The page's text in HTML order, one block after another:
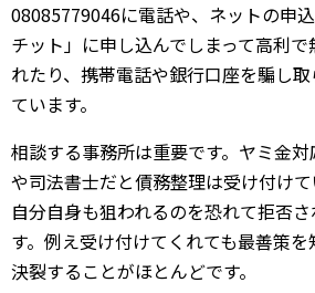
08085779046に電話や、ネットの申
チット」に申し込んでしまって高利
れたり、携帯電話や銀行口座を騙し
ています。
相談する事務所は重要です。ヤミ金
や司法書士だと債務整理は受け付け
自分自身も狙われるのを恐れて拒否
す。例え受け付けてくれても最善策
決裂することがほとんどです。